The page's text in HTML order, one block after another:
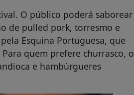
O público poderá saborear
de pulled pork, torresmo e
Esquina Portuguesa, que
quem prefere churrasco, o
e hambúrgueres